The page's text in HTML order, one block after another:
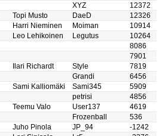
XYZ
12372
Topi Musto DaeD
12326
Harri Nieminen Moiman
10914
Leo Lehikoinen Legutus
10264
8086
7901
Ilari Richardt Style
7819
Grandi
6456
Sami Kalliomäki Sami345
5909
petrisi
4856
Teemu Valo User137
4619
Frozenball
536
Juho Pinola JP_94
-1242